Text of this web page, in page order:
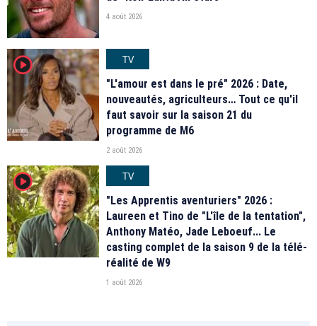
4 août 2026
player2
TV
"L'amour est dans le pré" 2026 : Date,
nouveautés, agriculteurs… Tout ce qu'il
faut savoir sur la saison 21 du
programme de M6
2 août 2026
player2
TV
"Les Apprentis aventuriers" 2026 :
Laureen et Tino de "L'île de la tentation",
Anthony Matéo, Jade Leboeuf... Le
casting complet de la saison 9 de la télé-
réalité de W9
1 août 2026